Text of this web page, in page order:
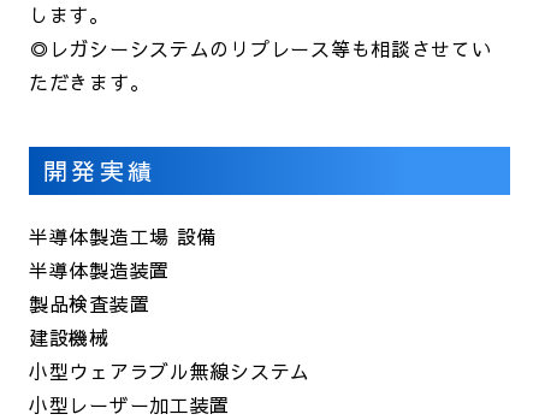
します。
◎レガシーシステムのリプレース等も相談させてい
ただきます。
開発実績
半導体製造工場 設備
半導体製造装置
製品検査装置
建設機械
小型ウェアラブル無線システム
小型レーザー加工装置